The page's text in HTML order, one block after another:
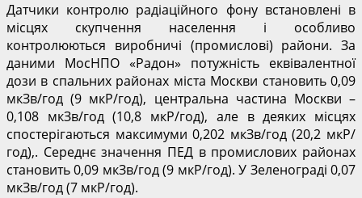
Датчики контролю радіаційного фону встановлені в
місцях скупчення населення і особливо
контролюються виробничі (промислові) райони. За
даними МосНПО «Радон» потужність еквівалентної
дози в спальних районах міста Москви становить 0,09
мкЗв/год (9 мкР/год), центральна частина Москви –
0,108 мкЗв/год (10,8 мкР/год), але в деяких місцях
спостерігаються максимуми 0,202 мкЗв/год (20,2 мкР/
год),. Середнє значення ПЕД в промислових районах
становить 0,09 мкЗв/год (9 мкР/год). У Зеленограді 0,07
мкЗв/год (7 мкР/год).